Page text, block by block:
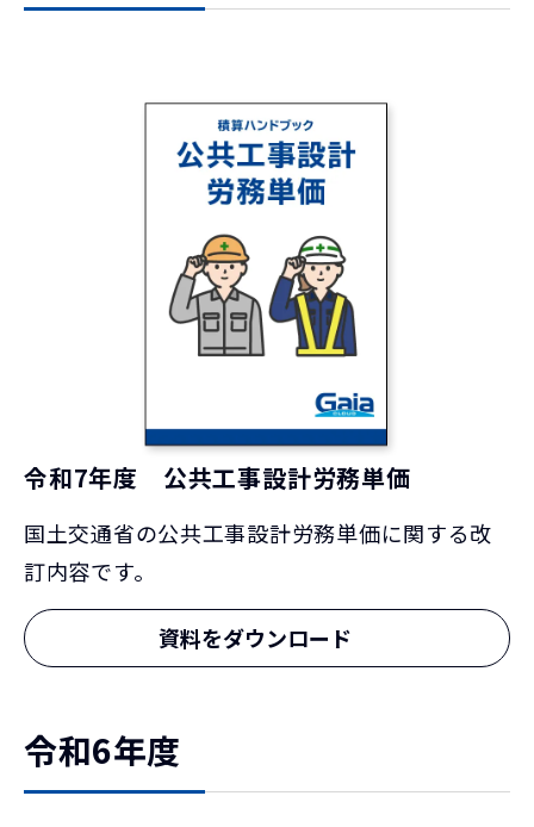
令和7年度 公共工事設計労務単価
国土交通省の公共工事設計労務単価に関する改
訂内容です。
資料をダウンロード
令和6年度